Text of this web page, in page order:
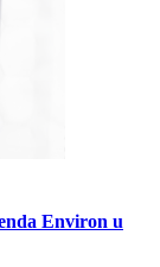
Environ u